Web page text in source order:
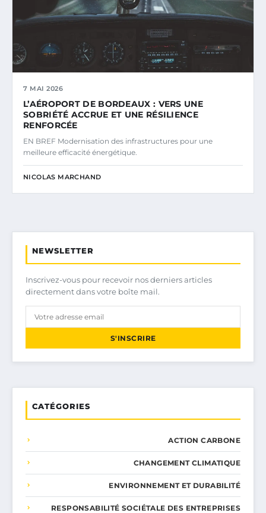
7 MAI 2026
L’AÉROPORT DE BORDEAUX : VERS UNE
SOBRIÉTÉ ACCRUE ET UNE RÉSILIENCE
RENFORCÉE
EN BREF Modernisation des infrastructures pour une
meilleure efficacité énergétique.
NICOLAS MARCHAND
NEWSLETTER
Inscrivez-vous pour recevoir nos derniers articles
directement dans votre boîte mail.
S'INSCRIRE
CATÉGORIES
ACTION CARBONE
CHANGEMENT CLIMATIQUE
ENVIRONNEMENT ET DURABILITÉ
RESPONSABILITÉ SOCIÉTALE DES ENTREPRISES